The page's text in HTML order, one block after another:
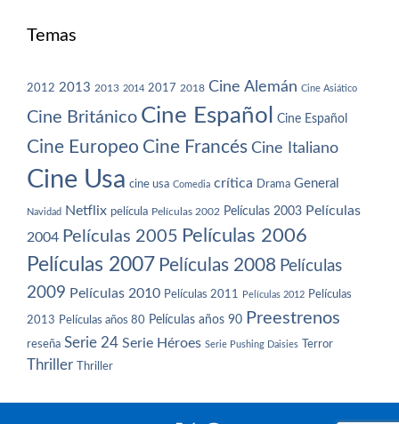
Temas
2012 2013 2013 2014 2017 2018 Cine Alemán Cine Asiático
Cine Británico Cine Español Cine Español
Cine Europeo Cine Francés Cine Italiano
Cine Usa cine usa Comedia crítica Drama General
Navidad Netflix película Películas 2002 Películas 2003 Películas
2004 Películas 2005 Películas 2006
Películas 2007 Películas 2008 Películas
2009 Películas 2010 Películas 2011 Películas 2012 Películas
2013 Películas años 80 Películas años 90 Preestrenos
reseña Serie 24 Serie Héroes Serie Pushing Daisies Terror
Thriller Thriller